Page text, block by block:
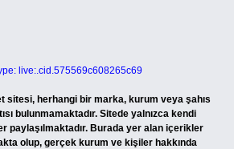
live:.cid.575569c608265c69
sitesi, herhangi bir marka, kurum veya şahıs
bulunmamaktadır. Sitede yalnızca kendi
paylaşılmaktadır. Burada yer alan içerikler
olup, gerçek kurum ve kişiler hakkında